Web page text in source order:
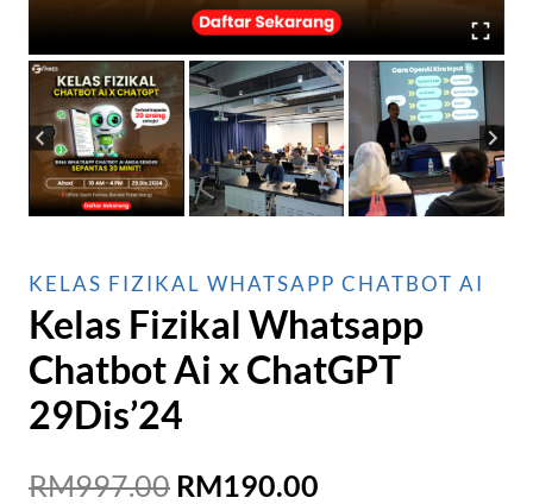
KELAS FIZIKAL WHATSAPP CHATBOT AI
Kelas Fizikal Whatsapp
Chatbot Ai x ChatGPT
29Dis’24
RM997.00 Original
RM190.00